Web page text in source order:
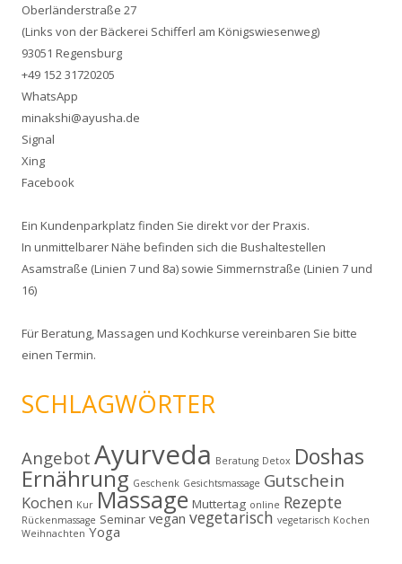
n
a
c
h
:
Oberländerstraße 27
(Links von der Bäckerei Schifferl am Königswiesenweg)
93051 Regensburg
+49 152 31720205
WhatsApp
minakshi@ayusha.de
Signal
Xing
Facebook
Ein Kundenparkplatz finden Sie direkt vor der Praxis.
In unmittelbarer Nähe befinden sich die Bushaltestellen
Asamstraße (Linien 7 und 8a) sowie Simmernstraße (Linien 7 und
16)
FürBeratung,Massagen und Kochkurse vereinbaren Sie bitte
einen Termin.
SCHLAGWÖRTER
Angebot Ayurveda Beratung Detox Doshas
Ernährung Geschenk Gesichtsmassage Gutschein
Kochen Kur Massage Muttertag online Rezepte
Rückenmassage Seminar vegan vegetarisch vegetarisch Kochen
Weihnachten Yoga